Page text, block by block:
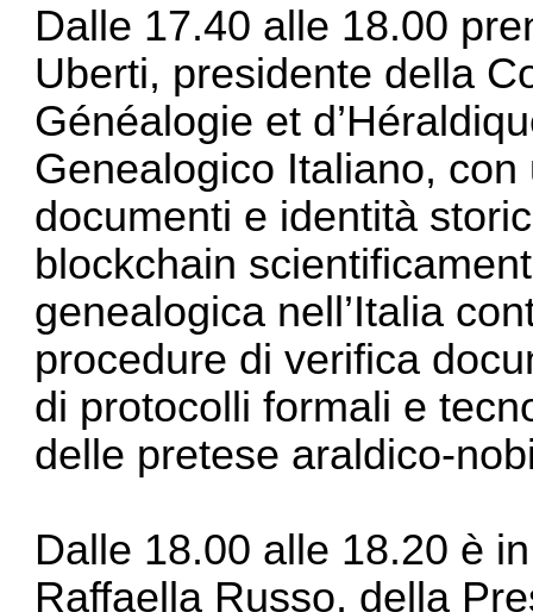
Dalle 17.40 alle 18.00
Uberti, presidente della
Généalogie et
Genealogico Italiano,
documenti e identità
blockchain
genealogica nell’Italia
procedure di verifica
di protocolli formali e
delle pretese araldico-
Dalle 18.00 alle 18.20 è
Raffaella Russo, della